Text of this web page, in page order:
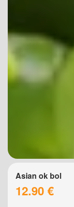
Asian ok bol
12.90 €